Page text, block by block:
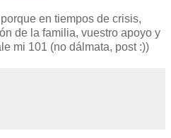
en tiempos de crisis,
de la familia, vuestro apoyo y
mi 101 (no dálmata, post :))